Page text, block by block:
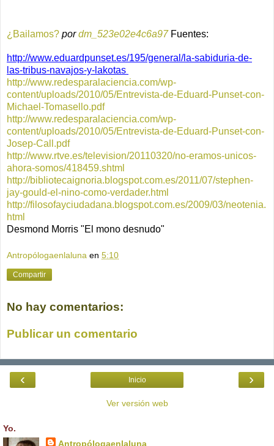
¿Bailamos? pordm_523e02e4c6a97Fuentes:
http://www.eduardpunset.es/195/general/la-sabiduria-de-
las-tribus-navajos-y-lakotas
http://www.redesparalaciencia.com/wp-
content/uploads/2010/05/Entrevista-de-Eduard-Punset-con-
Michael-Tomasello.pdf
http://www.redesparalaciencia.com/wp-
content/uploads/2010/05/Entrevista-de-Eduard-Punset-con-
Josep-Call.pdf
http://www.rtve.es/television/20110320/no-eramos-unicos-
ahora-somos/418459.shtml
http://bibliotecaignoria.blogspot.com.es/2011/07/stephen-
jay-gould-el-nino-como-verdader.html
http://filosofayciudadana.blogspot.com.es/2009/03/neotenia.
html
Desmond Morris "El mono desnudo"
Antropólogaenlaluna en 5:10
Compartir
No hay comentarios:
Publicar un comentario
‹ ›
Inicio
Ver versión web
Yo.
Antropólogaenlaluna